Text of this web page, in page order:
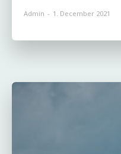
Admin - 1. December 2021